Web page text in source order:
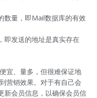
数量，即Mail数据库的有效
即发送的地址是真实存在
宜、量多，但很难保证地
营销效果。对于有自己会
新会员信息，以确保会员信